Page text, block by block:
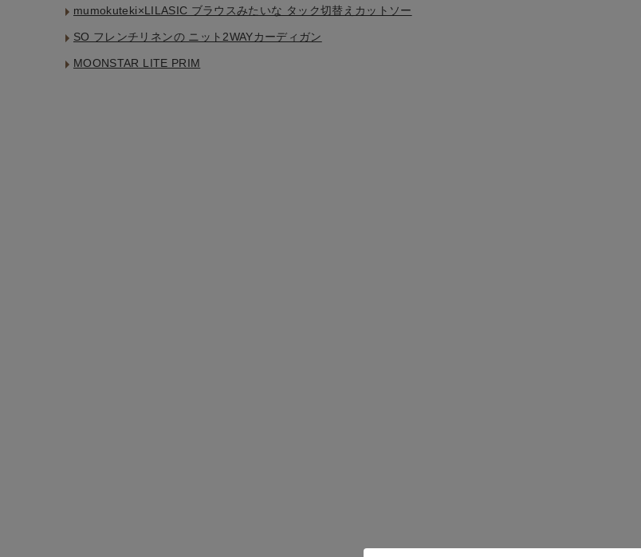
ショップリストmumokuteki×LILASIC ブラウスみたいな タック切替えカットソー
SO フレンチリネンの ニット2WAYカーディガン
MOONSTAR LITE PRIM